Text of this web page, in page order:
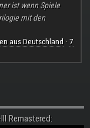
ist wenn Spiele
mit den
aus Deutschland · 7
Remastered: